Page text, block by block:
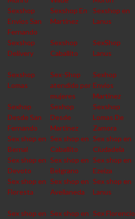
Sexshop
Envios San
Fernando
Sexshop En
Martinez
Sexshop en
Lanus
Sexshop
Delivery
Sexshop
Caballito
SexShop
Lanus
Sexshop
Lomas
Sex-Shop
atendido por
mujeres
Sexhop
Envios
Martinez
Sexhop
Desde San
Fernando
Sexhop
Desde
Martinez
Sexshop
Lomas De
Zamora
Sex shop en
Bernal
Sex shop en
Caballito
Sex shop en
Ciudadela
Sex shop en
Devoto
Sex shop en
Belgrano
Sex shop en
Ezeiza
Sex shop en
Floresta
Sex shop en
Avellaneda
Sex shop en
Lanus
Sex shop en Sex shop en Sex Florencio